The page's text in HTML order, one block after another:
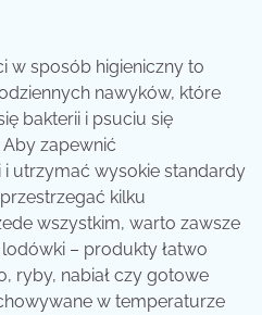
w sposób higieniczny to
nawyków, które
bakterii i psuciu się
zapewnić
utrzymać wysokie standardy
kilku
wszystkim, warto zawsze
– produkty łatwo
ryby, nabiał czy gotowe
w temperaturze